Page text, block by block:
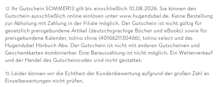
12 Ihr Gutschein SOMMER13 gilt bis einschließlich 10.08.2026. Sie können den
Gutschein ausschließlich online einlösen unter www.hugendubel.de. Keine Bestellung
zur Abholung mit Zahlung in der Filiale möglich. Der Gutschein ist nicht gültig für
gesetzlich preisgebundene Artikel (deutschsprachige Bücher und eBooks) sowie für
preisgebundene Kalender, tolino shine (4016621130466), tolino select und das
Hugendubel Hörbuch Abo. Der Gutschein ist nicht mit anderen Gutscheinen und
Geschenkkarten kombinierbar. Eine Barauszahlung ist nicht möglich. Ein Weiterverkauf
und der Handel des Gutscheincodes sind nicht gestattet.
15 Leider können wir die Echtheit der Kundenbewertung aufgrund der großen Zahl an
Einzelbewertungen nicht prüfen.